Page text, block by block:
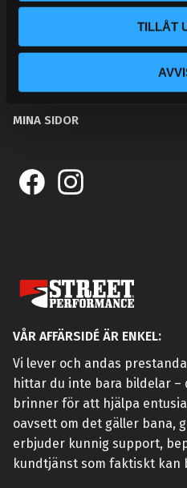
TILLÅT
BLOGG
KUNDTJÄNST
MINA SIDOR
VÅR AFFÄRSIDÉ ÄR ENKEL:
Vi lever och andas
hittar du inte bara bildelar –
brinner för att hjälpa
oavsett om det gäller bana,
erbjuder kunnig support,
kundtjänst som faktiskt kan